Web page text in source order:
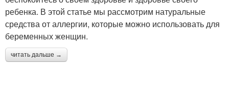
ребенка. В этой статье мы рассмотрим натуральные
средства от аллергии, которые можно использовать для
беременных женщин.
читать дальше →